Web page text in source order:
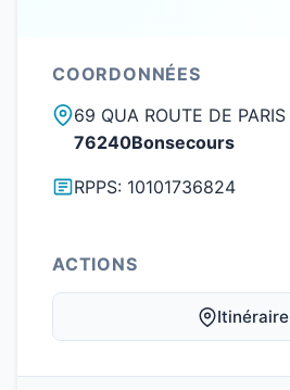
COORDONNÉES
69 QUA ROUTE DE PARIS
76240Bonsecours
RPPS: 10101736824
ACTIONS
Itinéraire